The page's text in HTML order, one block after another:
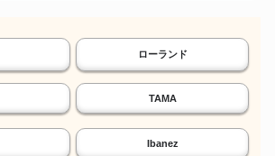
ローランド
TAMA
Ibanez